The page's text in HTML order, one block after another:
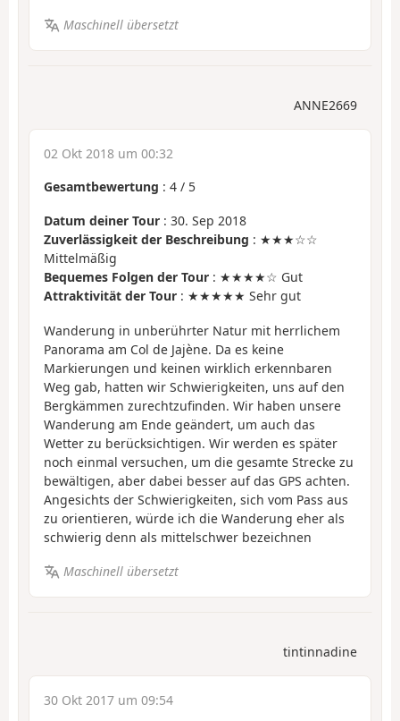
Maschinell übersetzt
ANNE2669
02 Okt 2018 um 00:32
Gesamtbewertung : 4 / 5
Datum deiner Tour : 30. Sep 2018
Zuverlässigkeit der Beschreibung : ★★★☆☆
Mittelmäßig
Bequemes Folgen der Tour : ★★★★☆ Gut
Attraktivität der Tour : ★★★★★ Sehr gut
Wanderung in unberührter Natur mit herrlichem
Panorama am Col de Jajène. Da es keine
Markierungen und keinen wirklich erkennbaren
Weg gab, hatten wir Schwierigkeiten, uns auf den
Bergkämmen zurechtzufinden. Wir haben unsere
Wanderung am Ende geändert, um auch das
Wetter zu berücksichtigen. Wir werden es später
noch einmal versuchen, um die gesamte Strecke zu
bewältigen, aber dabei besser auf das GPS achten.
Angesichts der Schwierigkeiten, sich vom Pass aus
zu orientieren, würde ich die Wanderung eher als
schwierig denn als mittelschwer bezeichnen
Maschinell übersetzt
tintinnadine
30 Okt 2017 um 09:54